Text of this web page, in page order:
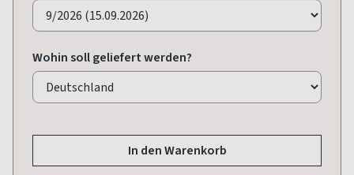
Wohin soll geliefert werden?
In den Warenkorb